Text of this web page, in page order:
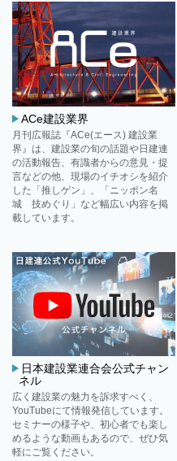
ACe建設業界
月刊広報誌『ACe(エース) 建設業
界』は、建設業の旬の話題や日建連
の活動報告、有識者からの意見・提
言などの他、現場のイチオシを紹介
した「推しゲン」、「ニッポン名
城 技めぐり」など幅広い内容を掲
載しています。
日本建設業連合会公式チャン
ネル
広く建設業の魅力を訴求すべく、
YouTubeにて情報発信しています。
セミナーの様子や、初心者でも楽し
めるような動画もあるので、ぜひ気
軽にご覧ください。